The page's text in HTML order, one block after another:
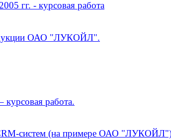
гг. - курсовая работа
ОАО "ЛУКОЙЛ".
работа.
CRM-систем (на примере ОАО